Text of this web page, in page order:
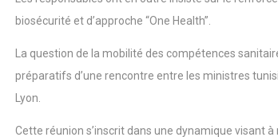
biosécurité et d’approche “One Health”.
La question de la mobilité des compétences
préparatifs d’une rencontre entre les ministres
Lyon.
Cette réunion s’inscrit dans une dynamique visant